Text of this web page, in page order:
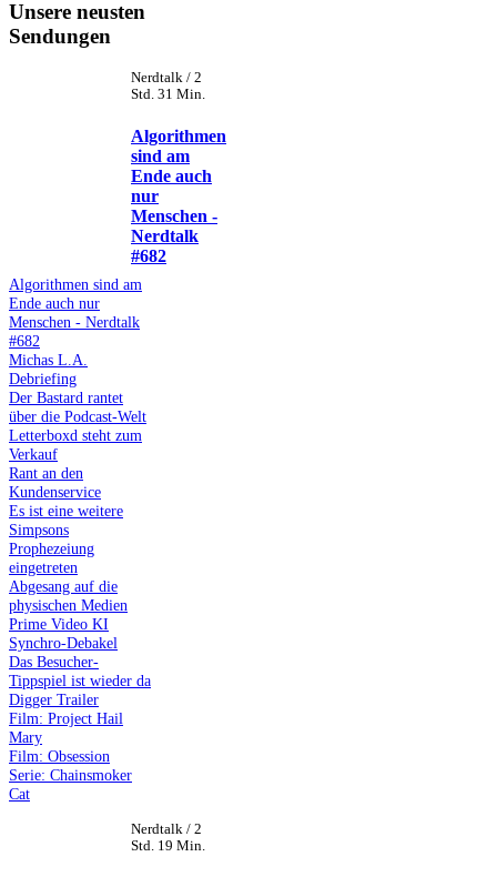
Unsere neusten
Sendungen
Nerdtalk / 2
Std. 31 Min.
Algorithmen
sind am
Ende auch
nur
Menschen -
Nerdtalk
#682
Algorithmen sind am
Ende auch nur
Menschen - Nerdtalk
#682
Michas L.A.
Debriefing
Der Bastard rantet
über die Podcast-Welt
Letterboxd steht zum
Verkauf
Rant an den
Kundenservice
Es ist eine weitere
Simpsons
Prophezeiung
eingetreten
Abgesang auf die
physischen Medien
Prime Video KI
Synchro-Debakel
Das Besucher-
Tippspiel ist wieder da
Digger Trailer
Film: Project Hail
Mary
Film: Obsession
Serie: Chainsmoker
Cat
Nerdtalk / 2
Std. 19 Min.